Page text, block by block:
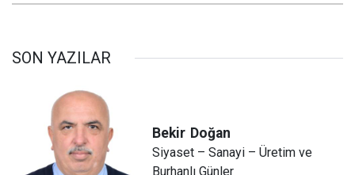
SON YAZILAR
Bekir Doğan
Siyaset – Sanayi – Üretim ve
Burhanlı Günler